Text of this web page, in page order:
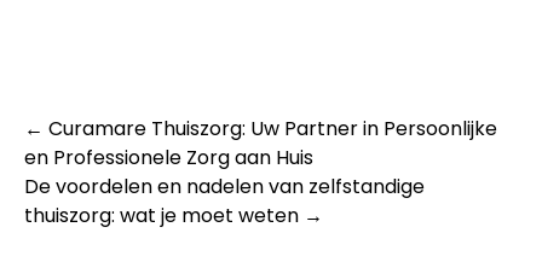
Post
navigation
← Curamare Thuiszorg: Uw Partner in Persoonlijke
en Professionele Zorg aan Huis
De voordelen en nadelen van zelfstandige
thuiszorg: wat je moet weten →